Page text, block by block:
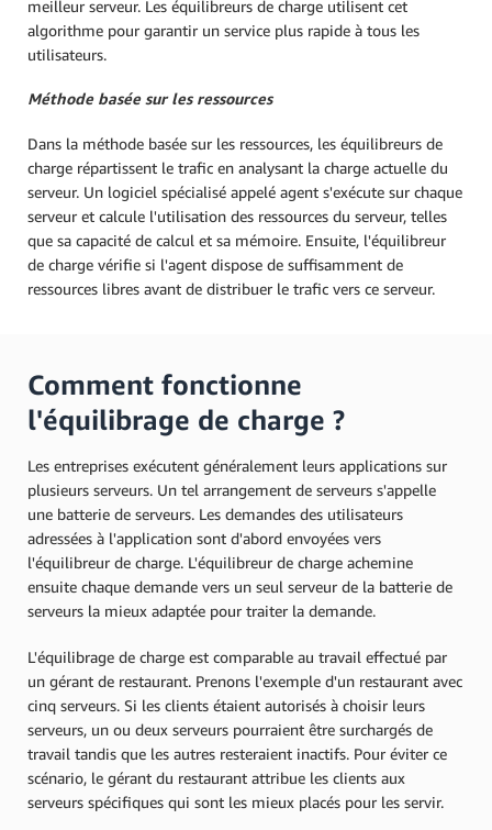
meilleur serveur. Les équilibreurs de charge utilisent cet
algorithme pour garantir un service plus rapide à tous les
utilisateurs.
Méthode basée sur les ressources
Dans la méthode basée sur les ressources, les équilibreurs de
charge répartissent le trafic en analysant la charge actuelle du
serveur. Un logiciel spécialisé appelé agent s'exécute sur chaque
serveur et calcule l'utilisation des ressources du serveur, telles
que sa capacité de calcul et sa mémoire. Ensuite, l'équilibreur
de charge vérifie si l'agent dispose de suffisamment de
ressources libres avant de distribuer le trafic vers ce serveur.
Comment fonctionne
l'équilibrage de charge ?
Les entreprises exécutent généralement leurs applications sur
plusieurs serveurs. Un tel arrangement de serveurs s'appelle
une batterie de serveurs. Les demandes des utilisateurs
adressées à l'application sont d'abord envoyées vers
l'équilibreur de charge. L'équilibreur de charge achemine
ensuite chaque demande vers un seul serveur de la batterie de
serveurs la mieux adaptée pour traiter la demande.
L'équilibrage de charge est comparable au travail effectué par
un gérant de restaurant. Prenons l'exemple d'un restaurant avec
cinq serveurs. Si les clients étaient autorisés à choisir leurs
serveurs, un ou deux serveurs pourraient être surchargés de
travail tandis que les autres resteraient inactifs. Pour éviter ce
scénario, le gérant du restaurant attribue les clients aux
serveurs spécifiques qui sont les mieux placés pour les servir.